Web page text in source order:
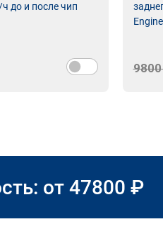
до и после чип
от 47800 ₽